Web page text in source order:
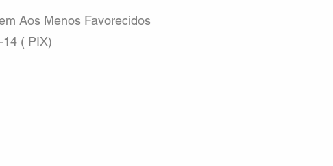
Aos Menos Favorecidos
( PIX)​